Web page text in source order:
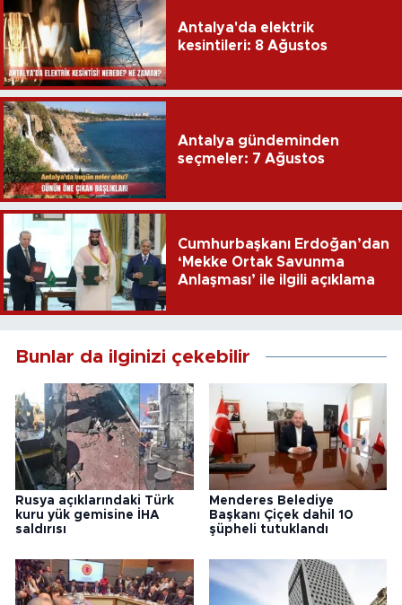
Antalya'da elektrik
kesintileri: 8 Ağustos
Antalya gündeminden
seçmeler: 7 Ağustos
Cumhurbaşkanı Erdoğan’dan
‘Mekke Ortak Savunma
Anlaşması’ ile ilgili açıklama
Bunlar da ilginizi çekebilir
Rusya açıklarındaki Türk
kuru yük gemisine İHA
saldırısı
Menderes Belediye
Başkanı Çiçek dahil 10
şüpheli tutuklandı